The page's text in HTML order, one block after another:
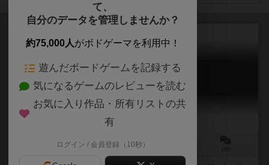
目撃者たちの夜
Witness night
10分前後
て、
自分のデータを管理しませんか？
約75,000人がボドゲーマを利用中！
遊んだボードゲームを記録する
気になるゲームのレビューを読む
お気に入り作品・所有リストの共
有
ログイン / 会員登録（10秒）